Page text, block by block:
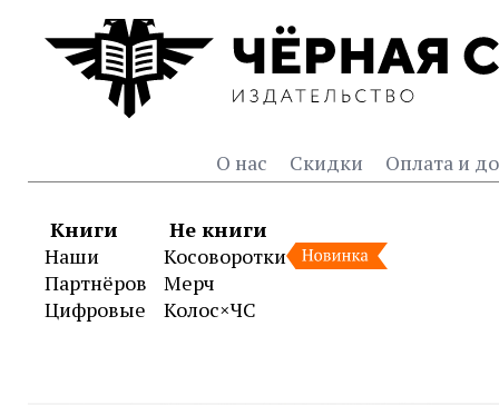
О нас Скидки Оплата и
Книги
Наши
Партнёров
Цифровые
Не книги
Косоворотки
Мерч
Колос×ЧС